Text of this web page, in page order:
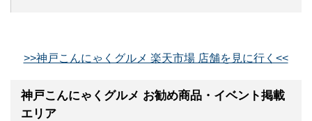
>>神戸こんにゃくグルメ 楽天市場 店舗を見に行く<<
神戸こんにゃくグルメ お勧め商品・イベント掲載
エリア